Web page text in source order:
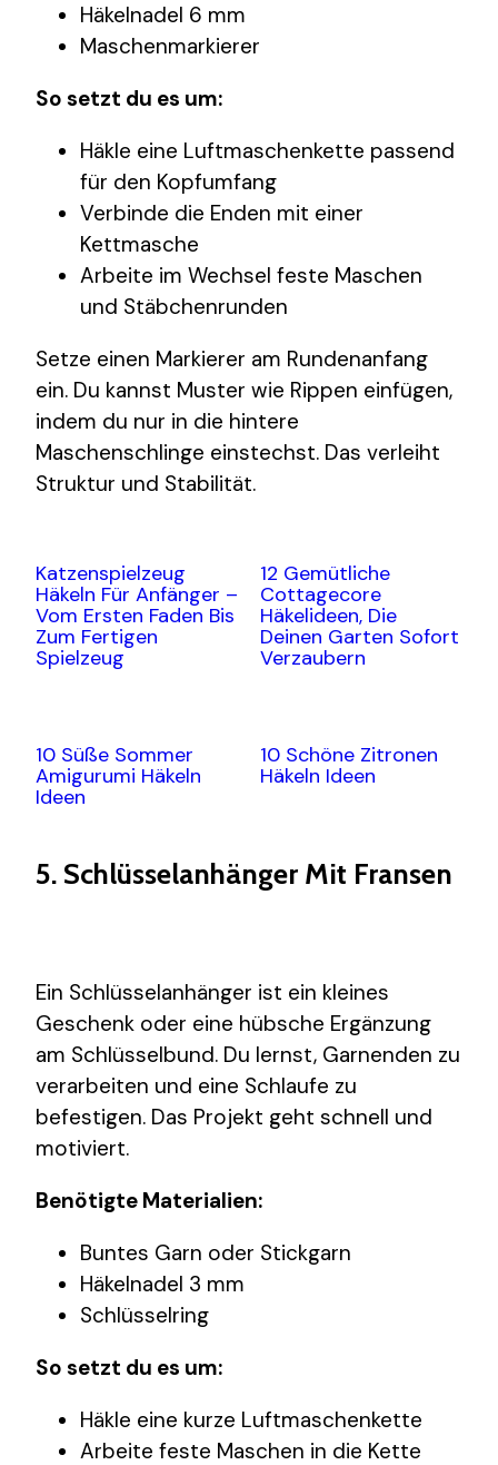
Häkelnadel 6 mm
Maschenmarkierer
So setzt du es um:
Häkle eine Luftmaschenkette passend
für den Kopfumfang
Verbinde die Enden mit einer
Kettmasche
Arbeite im Wechsel feste Maschen
und Stäbchenrunden
Setze einen Markierer am Rundenanfang
ein. Du kannst Muster wie Rippen einfügen,
indem du nur in die hintere
Maschenschlinge einstechst. Das verleiht
Struktur und Stabilität.
Katzenspielzeug
Häkeln Für Anfänger –
Vom Ersten Faden Bis
Zum Fertigen
Spielzeug
12 Gemütliche
Cottagecore
Häkelideen, Die
Deinen Garten Sofort
Verzaubern
10 Süße Sommer
Amigurumi Häkeln
Ideen
10 Schöne Zitronen
Häkeln Ideen
5. Schlüsselanhänger Mit Fransen
Ein Schlüsselanhänger ist ein kleines
Geschenk oder eine hübsche Ergänzung
am Schlüsselbund. Du lernst, Garnenden zu
verarbeiten und eine Schlaufe zu
befestigen. Das Projekt geht schnell und
motiviert.
Benötigte Materialien:
Buntes Garn oder Stickgarn
Häkelnadel 3 mm
Schlüsselring
So setzt du es um:
Häkle eine kurze Luftmaschenkette
Arbeite feste Maschen in die Kette